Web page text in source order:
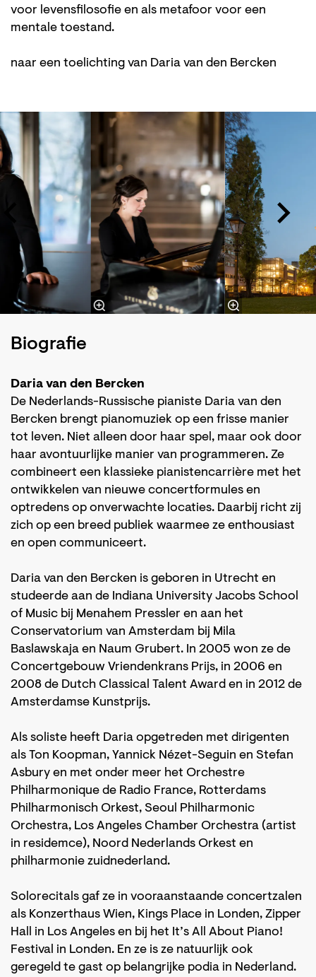
voor levensfilosofie en als metafoor voor een
mentale toestand.
naar een toelichting van Daria van den Bercken
Biografie
Daria van den Bercken
De Nederlands-Russische pianiste Daria van den
Bercken brengt pianomuziek op een frisse manier
tot leven. Niet alleen door haar spel, maar ook door
haar avontuurlijke manier van programmeren. Ze
combineert een klassieke pianistencarrière met het
ontwikkelen van nieuwe concertformules en
optredens op onverwachte locaties. Daarbij richt zij
zich op een breed publiek waarmee ze enthousiast
en open communiceert.
Daria van den Bercken is geboren in Utrecht en
studeerde aan de Indiana University Jacobs School
of Music bij Menahem Pressler en aan het
Conservatorium van Amsterdam bij Mila
Baslawskaja en Naum Grubert. In 2005 won ze de
Concertgebouw Vriendenkrans Prijs, in 2006 en
2008 de Dutch Classical Talent Award en in 2012 de
Amsterdamse Kunstprijs.
Als soliste heeft Daria opgetreden met dirigenten
als Ton Koopman, Yannick Nézet-Seguin en Stefan
Asbury en met onder meer het Orchestre
Philharmonique de Radio France, Rotterdams
Philharmonisch Orkest, Seoul Philharmonic
Orchestra, Los Angeles Chamber Orchestra (artist
in residemce), Noord Nederlands Orkest en
philharmonie zuidnederland.
Solorecitals gaf ze in vooraanstaande concertzalen
als Konzerthaus Wien, Kings Place in Londen, Zipper
Hall in Los Angeles en bij het It’s All About Piano!
Festival in Londen. En ze is ze natuurlijk ook
geregeld te gast op belangrijke podia in Nederland.